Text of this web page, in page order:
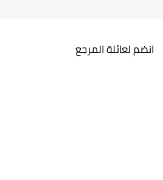
انضم لعائلة المرجع